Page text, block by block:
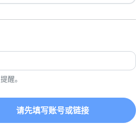
醒。
请先填写账号或链接